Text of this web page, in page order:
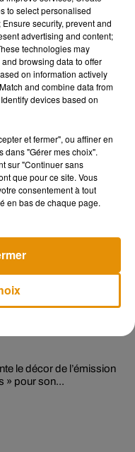
En clair, le but est de
vous ne pourrez pas
épaules, mais c’est
le remix de « Love
Kylie Minogue
Lens dévoilent leur
attendue
le décor de l’émission
» pour son...
to select personalised
security, prevent and
advertising and content;
technologies may
browsing data to offer
on information actively
and combine data from
devices based on
et fermer", ou affiner en
dans "Gérer mes choix".
sur "Continuer sans
que pour ce site. Vous
consentement à tout
en bas de chaque page.